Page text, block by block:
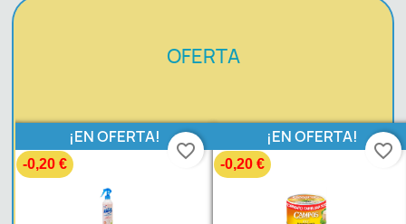
OFERTA
¡EN OFERTA!
-0,20 €
favorite_border
¡EN OFERTA!
-0,20 €
favorite_border